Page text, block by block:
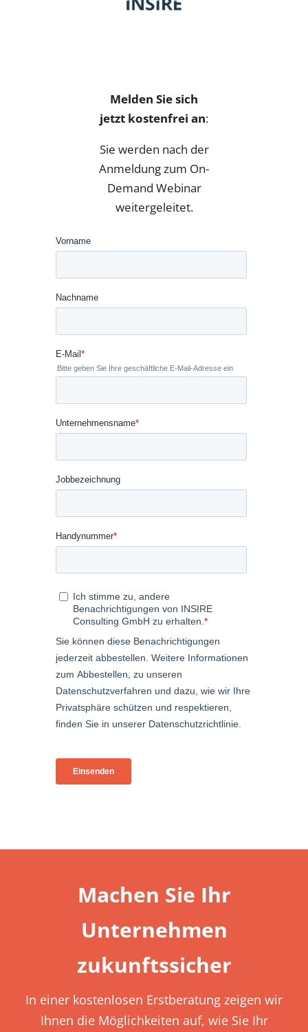
Melden Sie sich
jetzt kostenfrei an:
Sie werden nach der
Anmeldung zum On-
Demand Webinar
weitergeleitet.
Machen Sie Ihr
Unternehmen
zukunftssicher
In einer kostenlosen Erstberatung zeigen wir
Ihnen die Möglichkeiten auf, wie Sie Ihr